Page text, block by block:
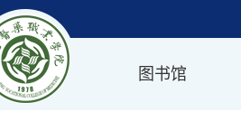
图书馆